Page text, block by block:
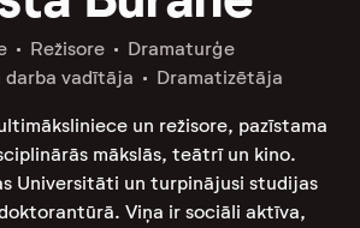
Režisore
Dramaturģe
darba vadītāja
Dramatizētāja
un režisore, pazīstama
mākslās, teātrī un kino.
Universitāti un turpinājusi studijas
Viņa ir sociāli aktīva,